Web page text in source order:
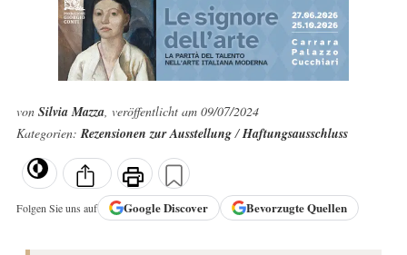
von Silvia Mazza, veröffentlicht am 09/07/2024
Kategorien:Rezensionen zur Ausstellung/Haftungsausschluss
Folgen Sie uns auf GoogleDiscover Bevorzugte Quellen